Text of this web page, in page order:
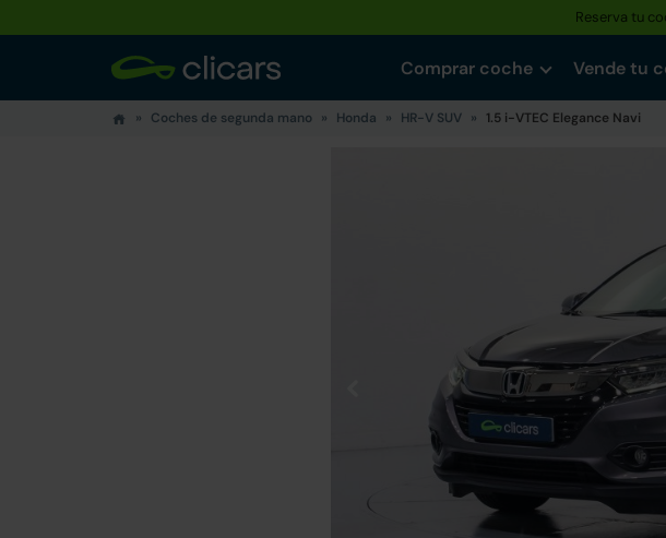
Reserva tu
Comprar coche Vende tu
Coches de segunda mano Honda HR-V SUV 1.5 i-VTEC Elegance Navi